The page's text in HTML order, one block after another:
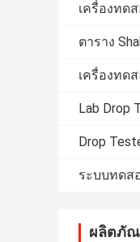
เครื่องทด
ตาราง
เครื่องทด
Lab Drop
Drop
ระบบทดส
ผลิตภั